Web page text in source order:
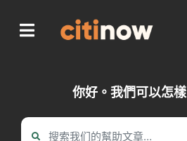
content
你好。我們可以怎樣